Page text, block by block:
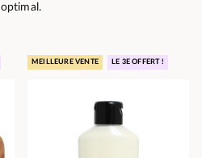
optimal.
MEILLEURE VENTE LE 3E OFFERT !